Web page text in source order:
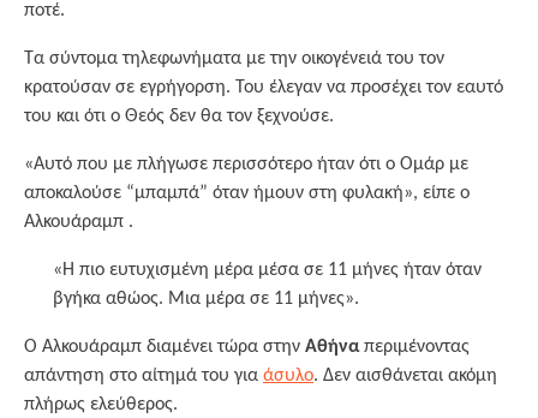
ποτέ.
Τα σύντομα τηλεφωνήματα με την οικογένειά του τον
κρατούσαν σε εγρήγορση. Του έλεγαν να προσέχει τον εαυτό
του και ότι ο Θεός δεν θα τον ξεχνούσε.
«Αυτό που με πλήγωσε περισσότερο ήταν ότι ο Ομάρ με
αποκαλούσε “μπαμπά” όταν ήμουν στη φυλακή», είπε ο
Αλκουάραμπ .
«Η πιο ευτυχισμένη μέρα μέσα σε 11 μήνες ήταν όταν
βγήκα αθώος. Μια μέρα σε 11 μήνες».
Ο Αλκουάραμπ διαμένει τώρα στην Αθήναπεριμένοντας
απάντηση στο αίτημά του για άσυλο. Δεν αισθάνεται ακόμη
πλήρως ελεύθερος.